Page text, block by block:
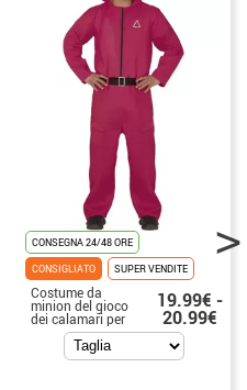
CONSEGNA 24/48 ORE
CONSIGLIATO
SUPER VENDITE
Costume da
minion del gioco
dei calamari per
19.99€ -
20.99€